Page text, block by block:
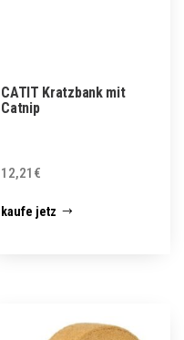
CATIT Kratzbank mit
Catnip
12,21 €
kaufe jetz